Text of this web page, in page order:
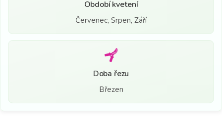
Období kvetení
Červenec, Srpen, Září
Doba řezu
Březen